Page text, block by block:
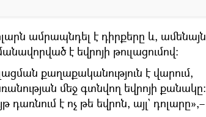
ամրապնդել է դիրքերը և, ամենայն
է եվրոյի թուլացումով։
քաղաքականություն է վարում,
մեջ գտնվող եվրոյի քանակը։
է ոչ թե եվրոն, այլ` դոլարը»,–